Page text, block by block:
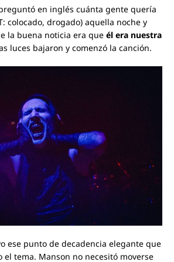
en inglés cuánta gente quería
colocado, drogado) aquella noche y
la buena noticia era que él era nuestra
luces bajaron y comenzó la canción.
ese punto de decadencia elegante que
tema. Manson no necesitó moverse